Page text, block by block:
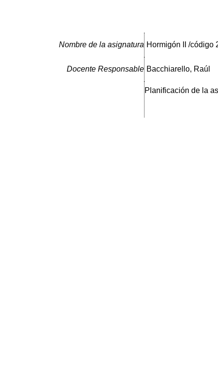
Nombre de la asignatura Hormigón II /código
Docente Responsable Bacchiarello, Raúl
Planificación de la